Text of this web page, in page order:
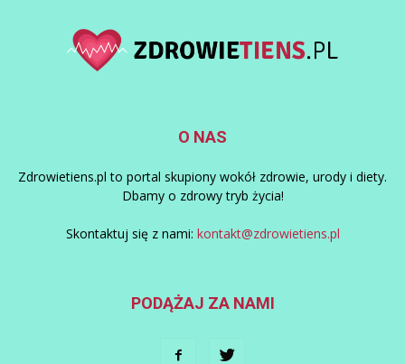
O NAS
Zdrowietiens.pl to portal skupiony wokół zdrowie, urody i diety.
Dbamy o zdrowy tryb życia!
Skontaktuj się z nami: kontakt@zdrowietiens.pl
PODĄŻAJ ZA NAMI